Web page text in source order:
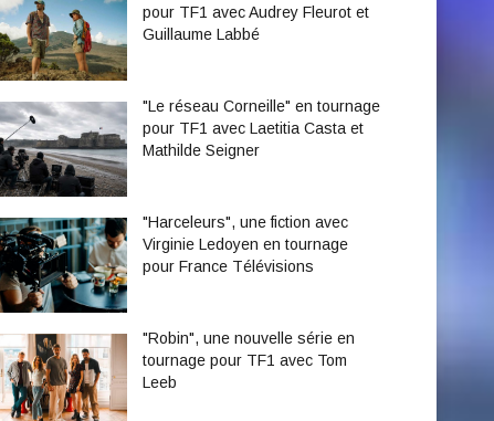
pour TF1 avec Audrey Fleurot et
Guillaume Labbé
"Le réseau Corneille" en tournage
pour TF1 avec Laetitia Casta et
Mathilde Seigner
"Harceleurs", une fiction avec
Virginie Ledoyen en tournage
pour France Télévisions
"Robin", une nouvelle série en
tournage pour TF1 avec Tom
Leeb